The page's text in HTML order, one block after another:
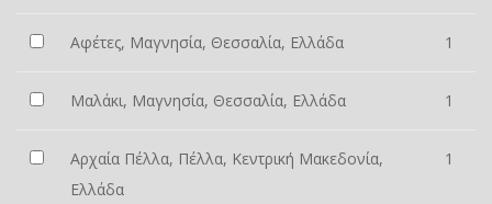
Αφέτες, Μαγνησία, Θεσσαλία, Ελλάδα 1
Μαλάκι, Μαγνησία, Θεσσαλία, Ελλάδα 1
Αρχαία Πέλλα, Πέλλα, Κεντρική Μακεδονία,
Ελλάδα
1